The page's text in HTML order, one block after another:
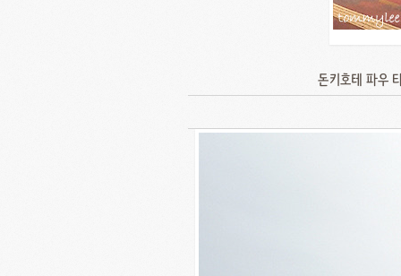
돈키호테 파우